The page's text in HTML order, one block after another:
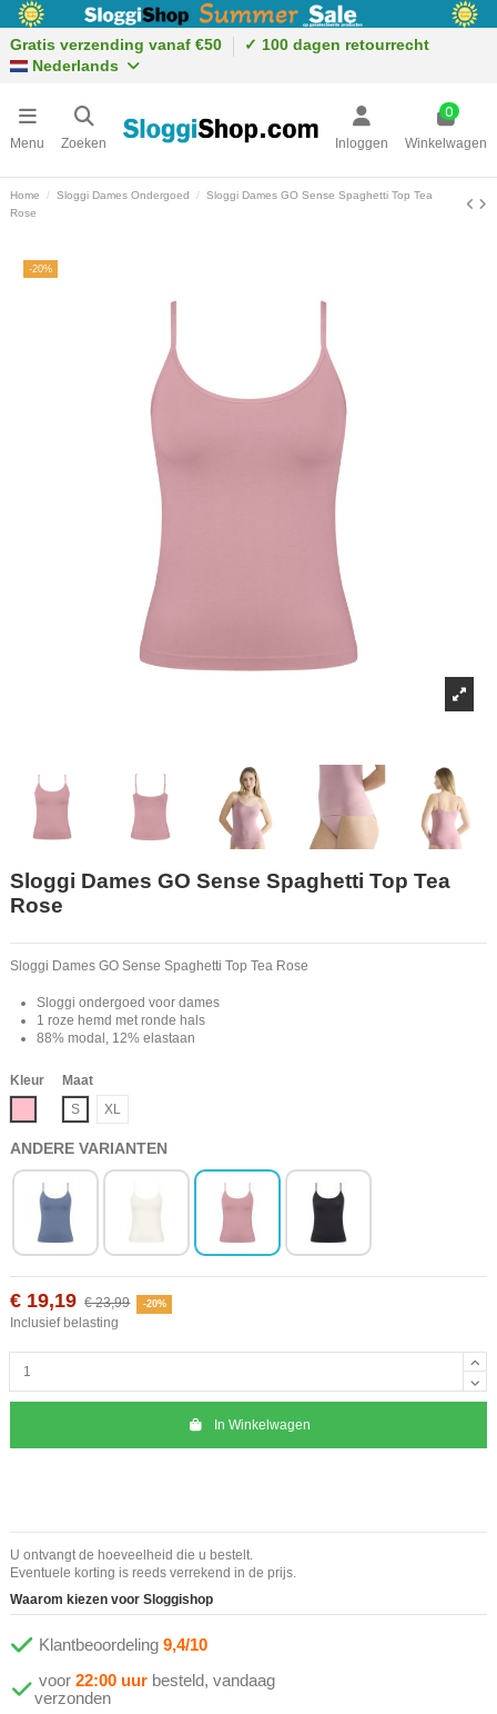
Gratis verzending vanaf €50
✓ 100 dagen retourrecht
Nederlands
Menu Zoeken Inloggen
0
Winkelwagen
Home Sloggi Dames Ondergoed
Sloggi Dames GO Sense Spaghetti Top Tea
Rose
-20%
Sloggi Dames GO Sense Spaghetti Top Tea
Rose
Sloggi Dames GO Sense Spaghetti Top Tea Rose
Sloggi ondergoed voor dames
1 roze hemd met ronde hals
88% modal, 12% elastaan
Kleur
Maat
S
XL
ANDERE VARIANTEN
€ 19,19 € 23,99 -20%
Inclusief belasting
In Winkelwagen
U ontvangt de hoeveelheid die u bestelt.
Eventuele korting is reeds verrekend in de prijs.
Waarom kiezen voor Sloggishop
Klantbeoordeling 9,4/10
voor 22:00 uur besteld, vandaag
verzonden